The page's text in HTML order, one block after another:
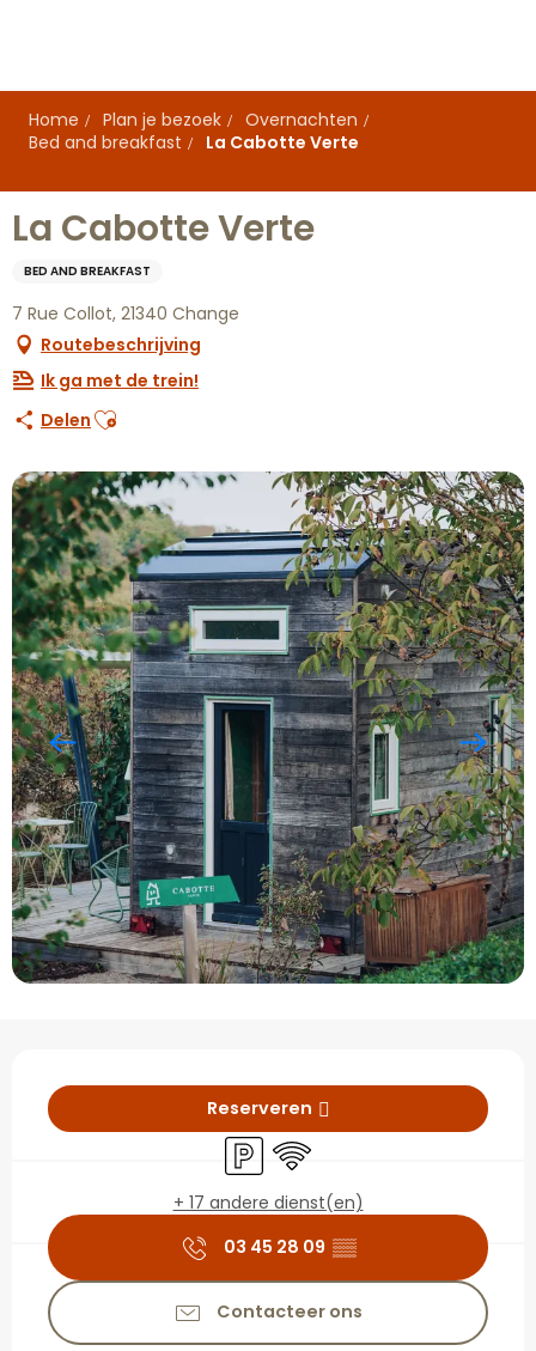
principal
Home
Plan je bezoek
Overnachten
Bed and breakfast
La Cabotte Verte
La Cabotte Verte
BED AND BREAKFAST
7 Rue Collot, 21340 Change
Routebeschrijving
Ik ga met de trein!
Delen Ajouter aux favoris
Openingstijden en
Reserveren
Parkeerplaats
Wifi
+ 17 andere dienst(en)
03 45 28 09 ▒▒
Contacteer ons